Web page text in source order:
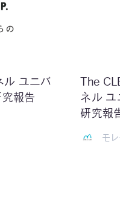
ル ユニバ
報告
The
ネル ユ
研究報
モ